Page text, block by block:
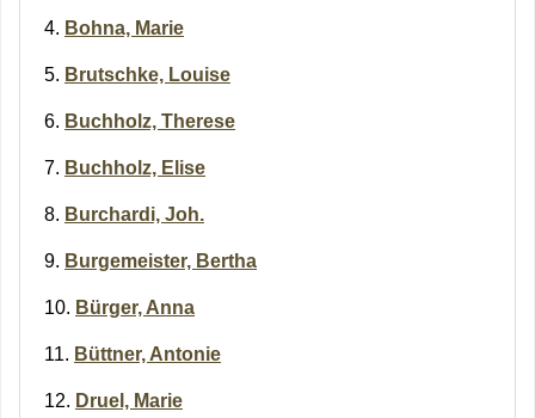
Bohna, Marie
Brutschke, Louise
Buchholz, Therese
Buchholz, Elise
Burchardi, Joh.
Burgemeister, Bertha
Bürger, Anna
Büttner, Antonie
Druel, Marie